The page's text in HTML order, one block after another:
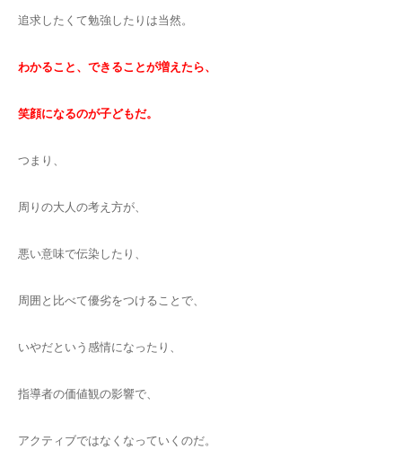
追求したくて勉強したりは当然。
わかること、できることが増えたら、
笑顔になるのが子どもだ。
つまり、
周りの大人の考え方が、
悪い意味で伝染したり、
周囲と比べて優劣をつけることで、
いやだという感情になったり、
指導者の価値観の影響で、
アクティブではなくなっていくのだ。